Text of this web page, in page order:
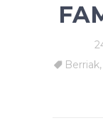
Berriak,